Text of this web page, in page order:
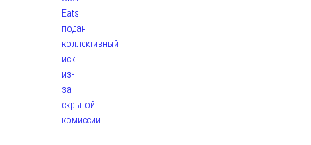
Eats
подан
коллективный
иск
из-
за
скрытой
комиссии